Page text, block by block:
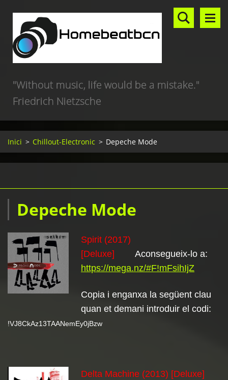
"Without music, life would be a mistake."
Friedrich Nietzsche
Inici > Chillout-Electronic > Depeche Mode
Depeche Mode
Spirit (2017)
[Deluxe] Aconsegueix-lo a:
https://mega.nz/#F!mFsihIjZ
Copia i enganxa la següent clau
quan et demani introduir el codi:
!VJ8CkAz13TAANemEy0jBzw
Delta Machine (2013) [Deluxe]